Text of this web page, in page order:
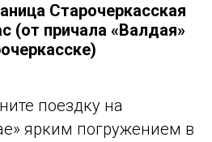
Старочеркасская
(от причала «Валдая»
поездку на
ярким погружением в